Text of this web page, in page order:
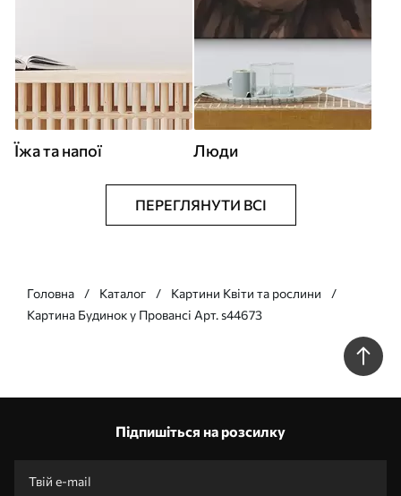
Їжа та напої Люди
ПЕРЕГЛЯНУТИ ВСІ
Головна Каталог
Картини Квіти та рослини
Картина Будинок у Провансі Арт. s44673
Підпишіться на розсилку